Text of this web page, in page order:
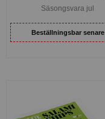
Säsongsvara jul
Beställningsbar senare